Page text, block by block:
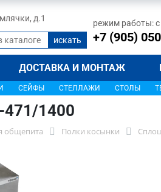
д.1 режим работы: с
+7 (905)
ДОСТАВКА И МОНТАЖ
СЕЙФЫ СТЕЛЛАЖИ СТОЛЫ
471/1400
общепита Полки косынки